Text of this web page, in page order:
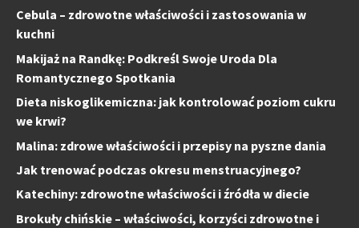
Cebula – zdrowotne właściwości i zastosowania w
kuchni
Makijaż na Randkę: Podkreśl Swoje Uroda Dla
Romantycznego Spotkania
Dieta niskoglikemiczna: jak kontrolować poziom cukru
we krwi?
Malina: zdrowe właściwości i przepisy na pyszne dania
Jak trenować podczas okresu menstruacyjnego?
Katechiny: zdrowotne właściwości i źródła w diecie
Brokuły chińskie – właściwości, korzyści zdrowotne i